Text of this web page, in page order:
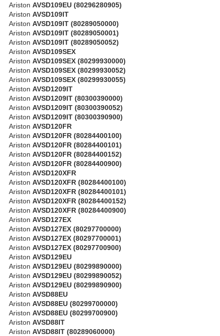
Ariston AVSD109EU (80296280905)
Ariston AVSD109IT
Ariston AVSD109IT (80289050000)
Ariston AVSD109IT (80289050001)
Ariston AVSD109IT (80289050052)
Ariston AVSD109SEX
Ariston AVSD109SEX (80299930000)
Ariston AVSD109SEX (80299930052)
Ariston AVSD109SEX (80299930055)
Ariston AVSD1209IT
Ariston AVSD1209IT (80300390000)
Ariston AVSD1209IT (80300390052)
Ariston AVSD1209IT (80300390900)
Ariston AVSD120FR
Ariston AVSD120FR (80284400100)
Ariston AVSD120FR (80284400101)
Ariston AVSD120FR (80284400152)
Ariston AVSD120FR (80284400900)
Ariston AVSD120XFR
Ariston AVSD120XFR (80284400100)
Ariston AVSD120XFR (80284400101)
Ariston AVSD120XFR (80284400152)
Ariston AVSD120XFR (80284400900)
Ariston AVSD127EX
Ariston AVSD127EX (80297700000)
Ariston AVSD127EX (80297700001)
Ariston AVSD127EX (80297700900)
Ariston AVSD129EU
Ariston AVSD129EU (80299890000)
Ariston AVSD129EU (80299890052)
Ariston AVSD129EU (80299890900)
Ariston AVSD88EU
Ariston AVSD88EU (80299700000)
Ariston AVSD88EU (80299700900)
Ariston AVSD88IT
Ariston AVSD88IT (80289060000)